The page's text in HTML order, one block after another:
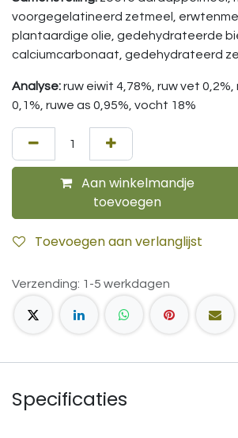
voorgegelatineerd zetmeel,
plantaardige olie, gedehydrateerde
calciumcarbonaat, gedehydrateerd
Analyse:ruw eiwit 4,78%, ruw vet
0,1%, ruwe as 0,95%, vocht 18%
Aan winkelmandje
toevoegen
Toevoegen aan verlanglijst
Verzending: 1-5 werkdagen
Specificaties